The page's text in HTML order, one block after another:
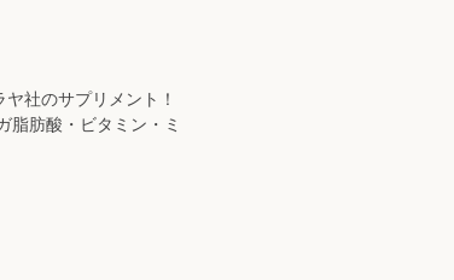
社のサプリメント！
脂肪酸・ビタミン・ミ